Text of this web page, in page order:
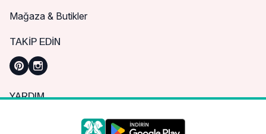
Mağaza & Butikler
TAKIP EDIN
YARDIM
Sık Sorulan Sorular